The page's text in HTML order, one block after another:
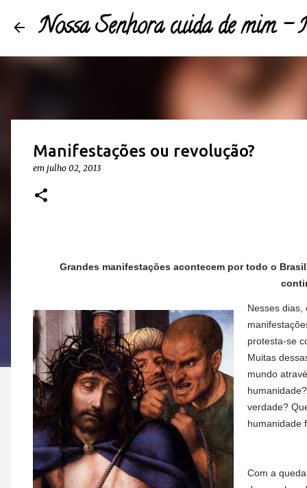
Nossa Senhora cuida de mim -
Manifestações ou revolução?
em julho 02, 2013
Grandes manifestações acontecem por todo o
Nesses dias,
protesta-se
Muitas
mundo
verdade?
humanidade
Com a